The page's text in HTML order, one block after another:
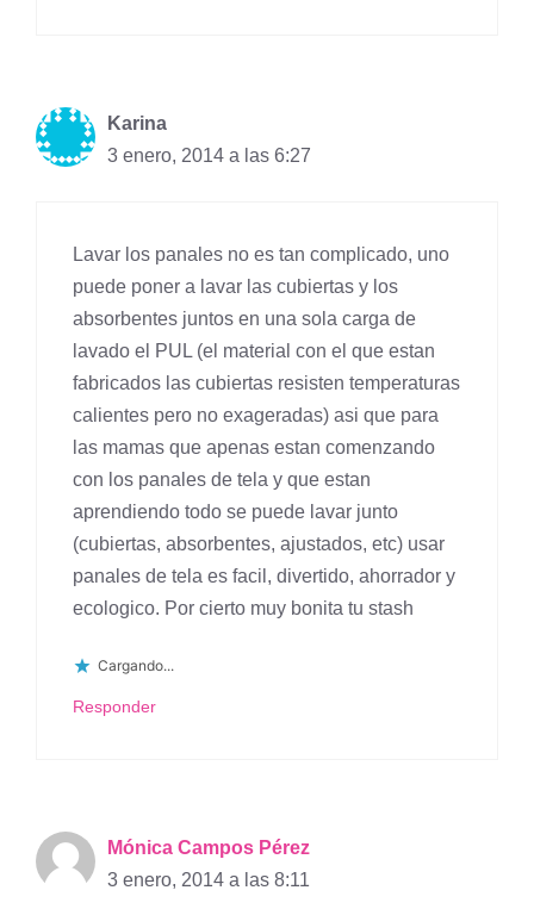
Karina
3 enero, 2014 a las 6:27
Lavar los panales no es tan complicado, uno
puede poner a lavar las cubiertas y los
absorbentes juntos en una sola carga de
lavado el PUL (el material con el que estan
fabricados las cubiertas resisten temperaturas
calientes pero no exageradas) asi que para
las mamas que apenas estan comenzando
con los panales de tela y que estan
aprendiendo todo se puede lavar junto
(cubiertas, absorbentes, ajustados, etc) usar
panales de tela es facil, divertido, ahorrador y
ecologico. Por cierto muy bonita tu stash
Cargando...
Responder
Mónica Campos Pérez
3 enero, 2014 a las 8:11